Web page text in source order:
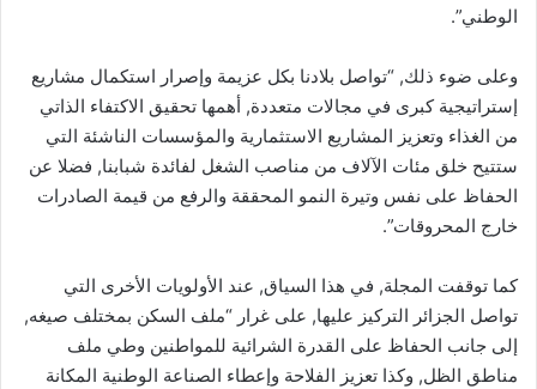
الوطني”.
وعلى ضوء ذلك, “تواصل بلادنا بكل عزيمة وإصرار استكمال مشاريع
إستراتيجية كبرى في مجالات متعددة, أهمها تحقيق الاكتفاء الذاتي
من الغذاء وتعزيز المشاريع الاستثمارية والمؤسسات الناشئة التي
ستتيح خلق مئات الآلاف من مناصب الشغل لفائدة شبابنا, فضلا عن
الحفاظ على نفس وتيرة النمو المحققة والرفع من قيمة الصادرات
خارج المحروقات”.
كما توقفت المجلة, في هذا السياق, عند الأولويات الأخرى التي
تواصل الجزائر التركيز عليها, على غرار “ملف السكن بمختلف صيغه,
إلى جانب الحفاظ على القدرة الشرائية للمواطنين وطي ملف
مناطق الظل, وكذا تعزيز الفلاحة وإعطاء الصناعة الوطنية المكانة